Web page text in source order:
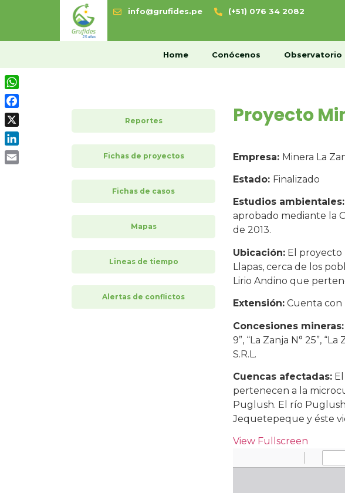
info@grufides.pe (+51) 076 34 2082
Home Conócenos Observatorio
Home
Reportes
Fichas de proyectos
Fichas de casos
Mapas
Lineas de tiempo
Alertas de conflictos
Proyecto
Empresa: Minera La
Estado: Finalizado
Estudios ambientales:
aprobado mediante la
de 2013.
Ubicación: El proyecto
Llapas, cerca de los
Lirio Andino que
Extensión: Cuenta con
Concesiones mineras:
9”, “La Zanja N° 25”,
S.R.L.
Cuencas afectadas:
pertenecen a la
Puglush. El río
Jequetepeque y éste
View Fullscreen
WhatsApp
Facebook
X
LinkedIn